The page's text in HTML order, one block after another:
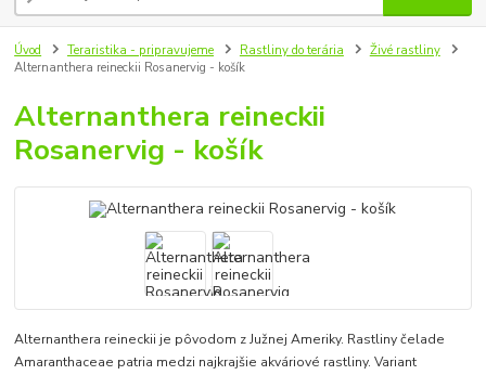
Úvod Teraristika - pripravujeme Rastliny do terária
Živé rastliny
Alternanthera reineckii Rosanervig - košík
Alternanthera reineckii
Rosanervig - košík
Alternanthera reineckii je pôvodom z Južnej Ameriky. Rastliny čelade
Amaranthaceae patria medzi najkrajšie akváriové rastliny. Variant